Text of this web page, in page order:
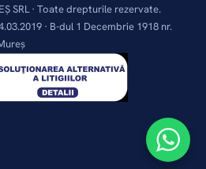
SRL · Toate drepturile rezervate.
· B-dul 1 Decembrie 1918 nr.